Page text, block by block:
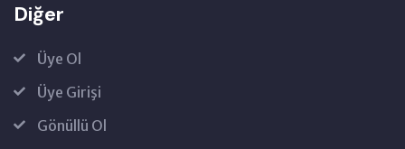
Diğer
Üye Ol
Üye Girişi
Gönüllü Ol